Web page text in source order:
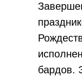
бардов.
8 800